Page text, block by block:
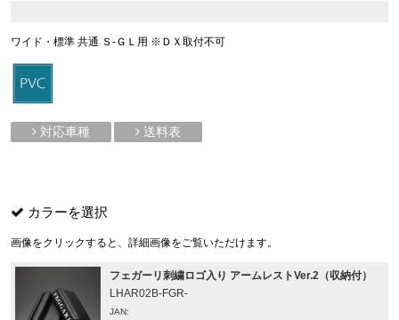
ワイド・標準 共通 Ｓ-ＧＬ用 ※ＤＸ取付不可
対応車種 送料表
カラーを選択
画像をクリックすると、詳細画像をご覧いただけます。
フェガーリ刺繍ロゴ入り アームレストVer.2（収納付）
LHAR02B-FGR-
JAN: